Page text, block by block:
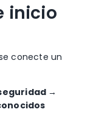
inicio
conecte un
→